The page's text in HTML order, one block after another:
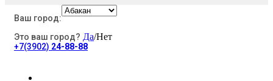
Электротовары
Ваш город:
Это ваш город? Да/Нет
+7(3902) 24-88-88